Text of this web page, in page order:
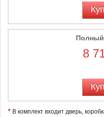
Полный
8
* В комплект входит дверь,